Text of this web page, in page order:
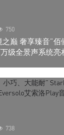
750
之巅 奢享臻音”佰
级全景声系统亮
738